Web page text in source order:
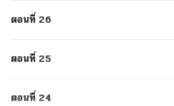
ตอนที่ 26
ตอนที่ 25
ตอนที่ 24